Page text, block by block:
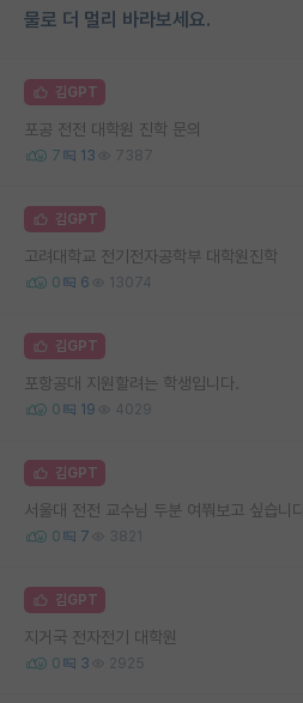
물로 더 멀리 바라보세요.
김GPT
포공 전전 대학원 진학 문의
7 13 7387
김GPT
고려대학교 전기전자공학부 대학원진학
0 6 13074
김GPT
포항공대 지원할려는 학생입니다.
0 19 4029
김GPT
서울대 전전 교수님 두분 여쭤보고 싶습니다.
0 7 3821
김GPT
지거국 전자전기 대학원
0 3 2925